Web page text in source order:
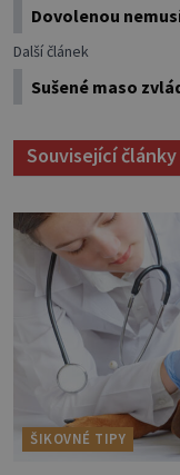
Dovolenou
Další článek
Sušené maso
Související články
ŠIKOVNÉ TIPY